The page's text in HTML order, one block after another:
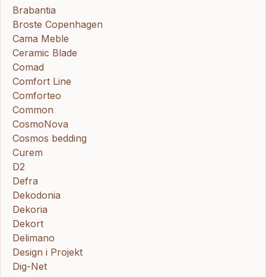
Brabantia
Broste Copenhagen
Cama Meble
Ceramic Blade
Comad
Comfort Line
Comforteo
Common
CosmoNova
Cosmos bedding
Curem
D2
Defra
Dekodonia
Dekoria
Dekort
Delimano
Design i Projekt
Dig-Net